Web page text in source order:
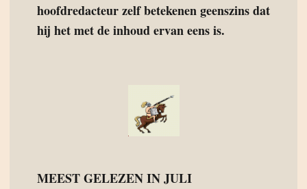
hoofdredacteur zelf betekenen geenszins dat
hij het met de inhoud ervan eens is.
MEEST GELEZEN IN JULI